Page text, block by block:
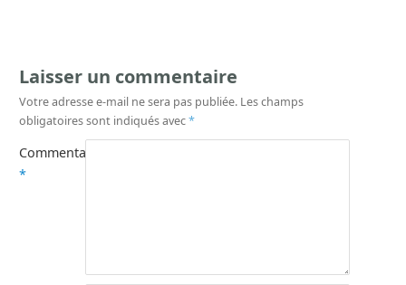
Laisser un commentaire
Votre adresse e-mail ne sera pas publiée. Les champs
obligatoires sont indiqués avec*
Commentaire
*